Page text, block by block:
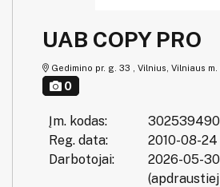
UAB COPY PRO
Gedimino pr. g. 33 , Vilnius, Vilniaus m.
0
Įm. kodas:
302539490
Reg. data:
2010-08-
Darbotojai:
2026-05-